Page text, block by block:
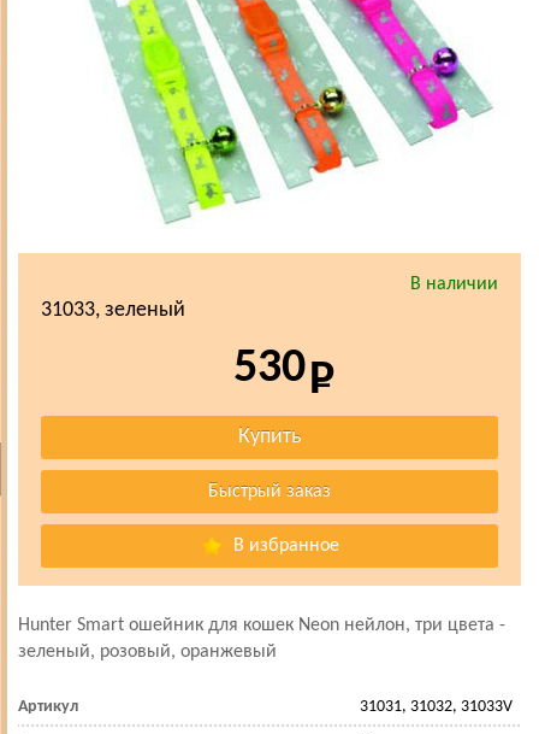
В наличии
31033, зеленый
530
В избранное
Hunter Smart ошейник для кошек Neon нейлон, три цвета -
зеленый, розовый, оранжевый
Артикул 31031, 31032, 31033V